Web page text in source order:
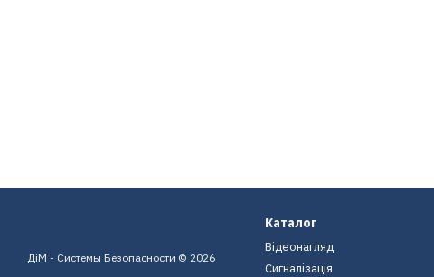
ДіМ - Системы Безопасности © 2026
Каталог
Відеонагляд
Сигналізація